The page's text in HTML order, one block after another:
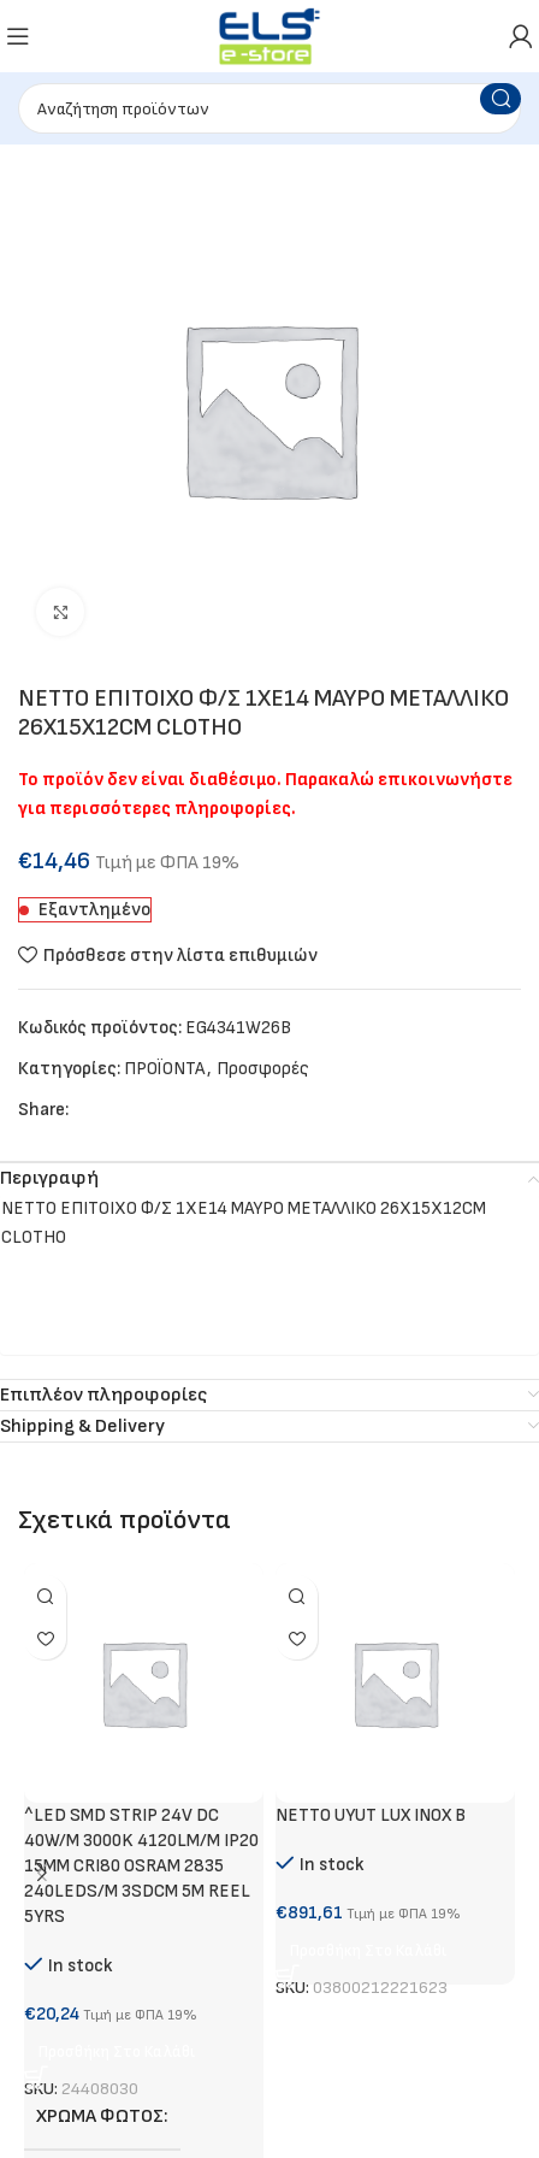
NETTO ΕΠΙΤΟΙΧΟ Φ/Σ 1ΧΕ14 ΜΑΥΡΟ ΜΕΤΑΛΛΙΚΟ
26Χ15Χ12CM CLOTHO
Το προϊόν δεν είναι διαθέσιμο. Παρακαλώ επικοινωνήστε
για περισσότερες πληροφορίες.
€14,46 Τιμή με ΦΠΑ 19%
Εξαντλημένο
Πρόσθεσε στην λίστα επιθυμιών
Κωδικός προϊόντος: EG4341W26B
Κατηγορίες: ΠΡΟΪΟΝΤΑ, Προσφορές
Share:
Περιγραφή
NETTO ΕΠΙΤΟΙΧΟ Φ/Σ 1ΧΕ14 ΜΑΥΡΟ ΜΕΤΑΛΛΙΚΟ 26Χ15Χ12CM
CLOTHO
Επιπλέον πληροφορίες
Shipping & Delivery
Σχετικά προϊόντα
^LED SMD STRIP 24V DC
40W/M 3000K 4120LM/M IP20
15MM CRI80 OSRAM 2835
240LEDS/M 3SDCM 5M REEL
5YRS
In stock
€20,24 Τιμή με ΦΠΑ 19%
SKU: 24408030
ΧΡΏΜΑ ΦΩΤΌΣ
NETTO UYUT LUX INOX B
In stock
€891,61 Τιμή με ΦΠΑ 19%
SKU: 03800212221623